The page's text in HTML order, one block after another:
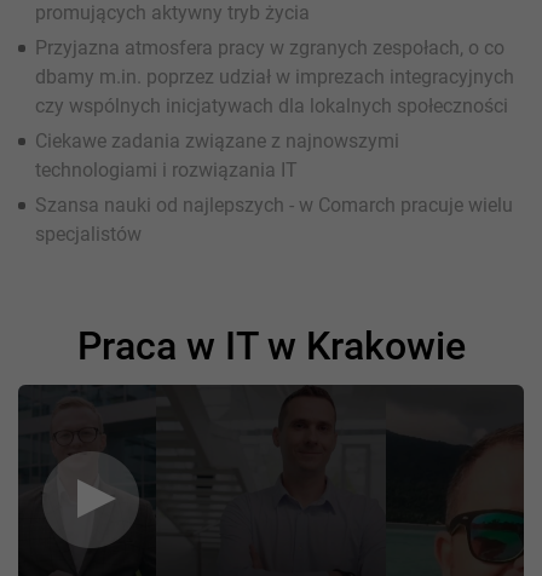
promujących aktywny tryb życia
Przyjazna atmosfera pracy w zgranych zespołach, o co
dbamy m.in. poprzez udział w imprezach integracyjnych
czy wspólnych inicjatywach dla lokalnych społeczności
Ciekawe zadania związane z najnowszymi
technologiami i rozwiązania IT
Szansa nauki od najlepszych - w Comarch pracuje wielu
specjalistów
Praca w IT w Krakowie